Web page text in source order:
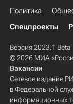
Политика
Спецпроекты
Версия 2023.1 Beta
© 2026 МИА
Вакансии
Сетевое издание
в Федеральной
информационных